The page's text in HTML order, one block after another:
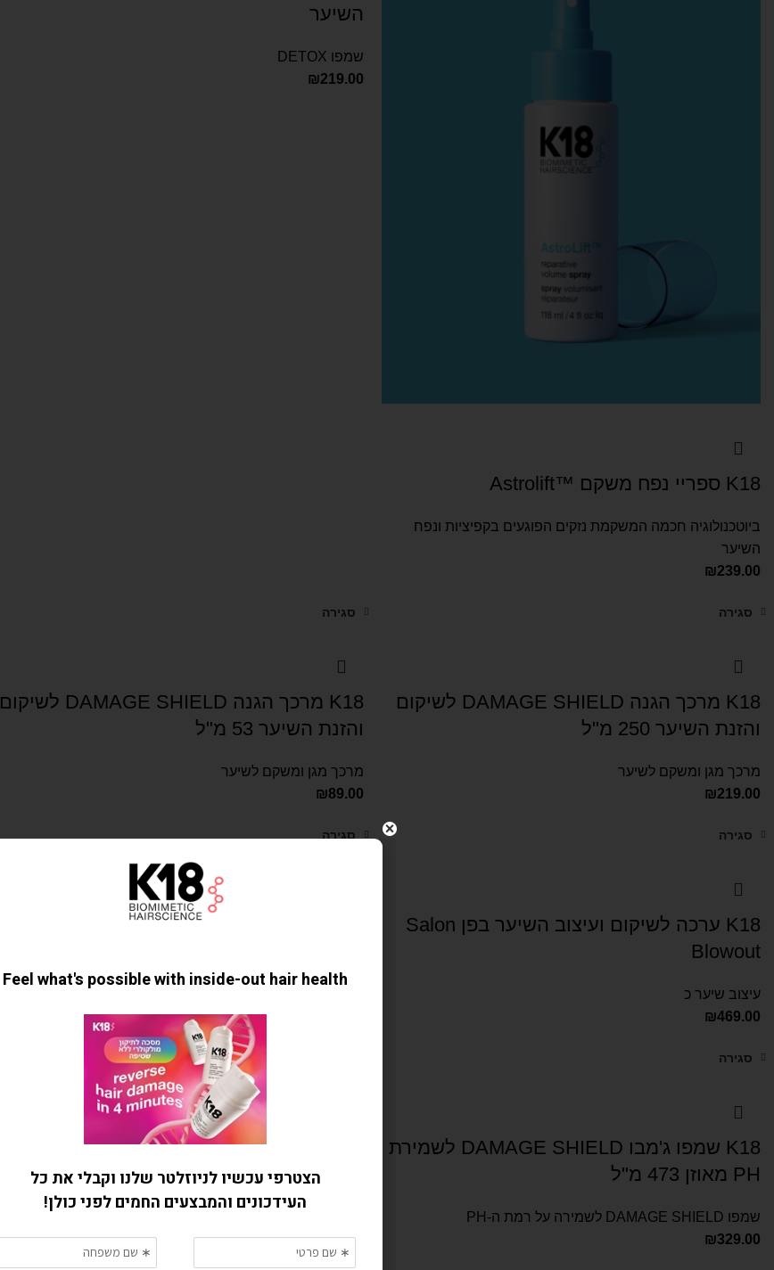
K18 ספריי נפח משקם ™Astrolift
ביוטכנולוגיה חכמה המשקמת נזקים הפוגעים בקפיציות ונפח
השיער
₪239.00
השיער
שמפו DETOX
₪219.00
סגירה
K18 מרכך הגנה DAMAGE SHIELD לשיקום
והזנת השיער 250 מ"ל
מרכך מגן ומשקם לשיער
₪219.00
סגירה
K18 מרכך הגנה DAMAGE SHIELD לשיקום
והזנת השיער 53 מ"ל
מרכך מגן ומשקם לשיער
₪89.00
סגירה
K18 ערכה לשיקום ועיצוב השיער בפן Salon
Blowout
עיצוב שיער כ
₪469.00
סגירה
סגירה
K18 שמפו ג'מבו DAMAGE SHIELD לשמירת
PH מאוזן 473 מ"ל
שמפו DAMAGE SHIELD לשמירה על רמת ה-PH
₪329.00
K18 שמפו ג'מבו DETOX טיפולי לטיהור וניקוי
השיער
₪329.00